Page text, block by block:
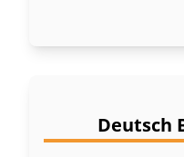
Deutsch